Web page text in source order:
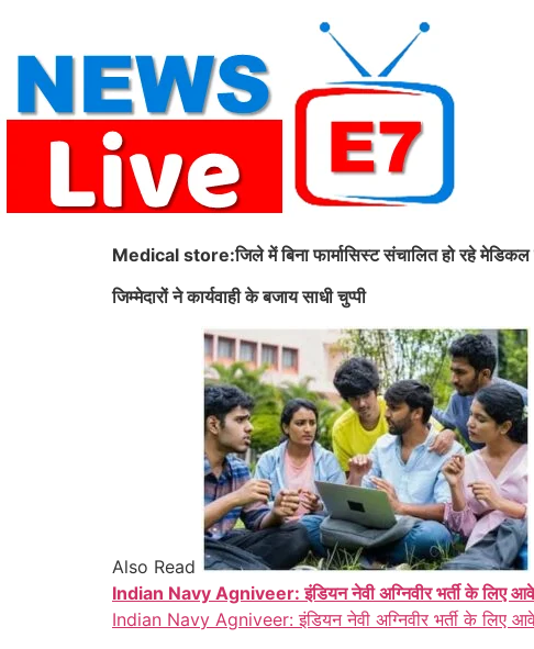
content
Medical store:जिले में बिना फार्मासिस्ट संचालित हो रहे मेडिकल
जिम्मेदारों ने कार्यवाही के बजाय साधी चुप्पी
Also Read
Indian Navy Agniveer: इंडियन नेवी अग्निवीर भर्ती के लिए
Indian Navy Agniveer: इंडियन नेवी अग्निवीर भर्ती के लिए